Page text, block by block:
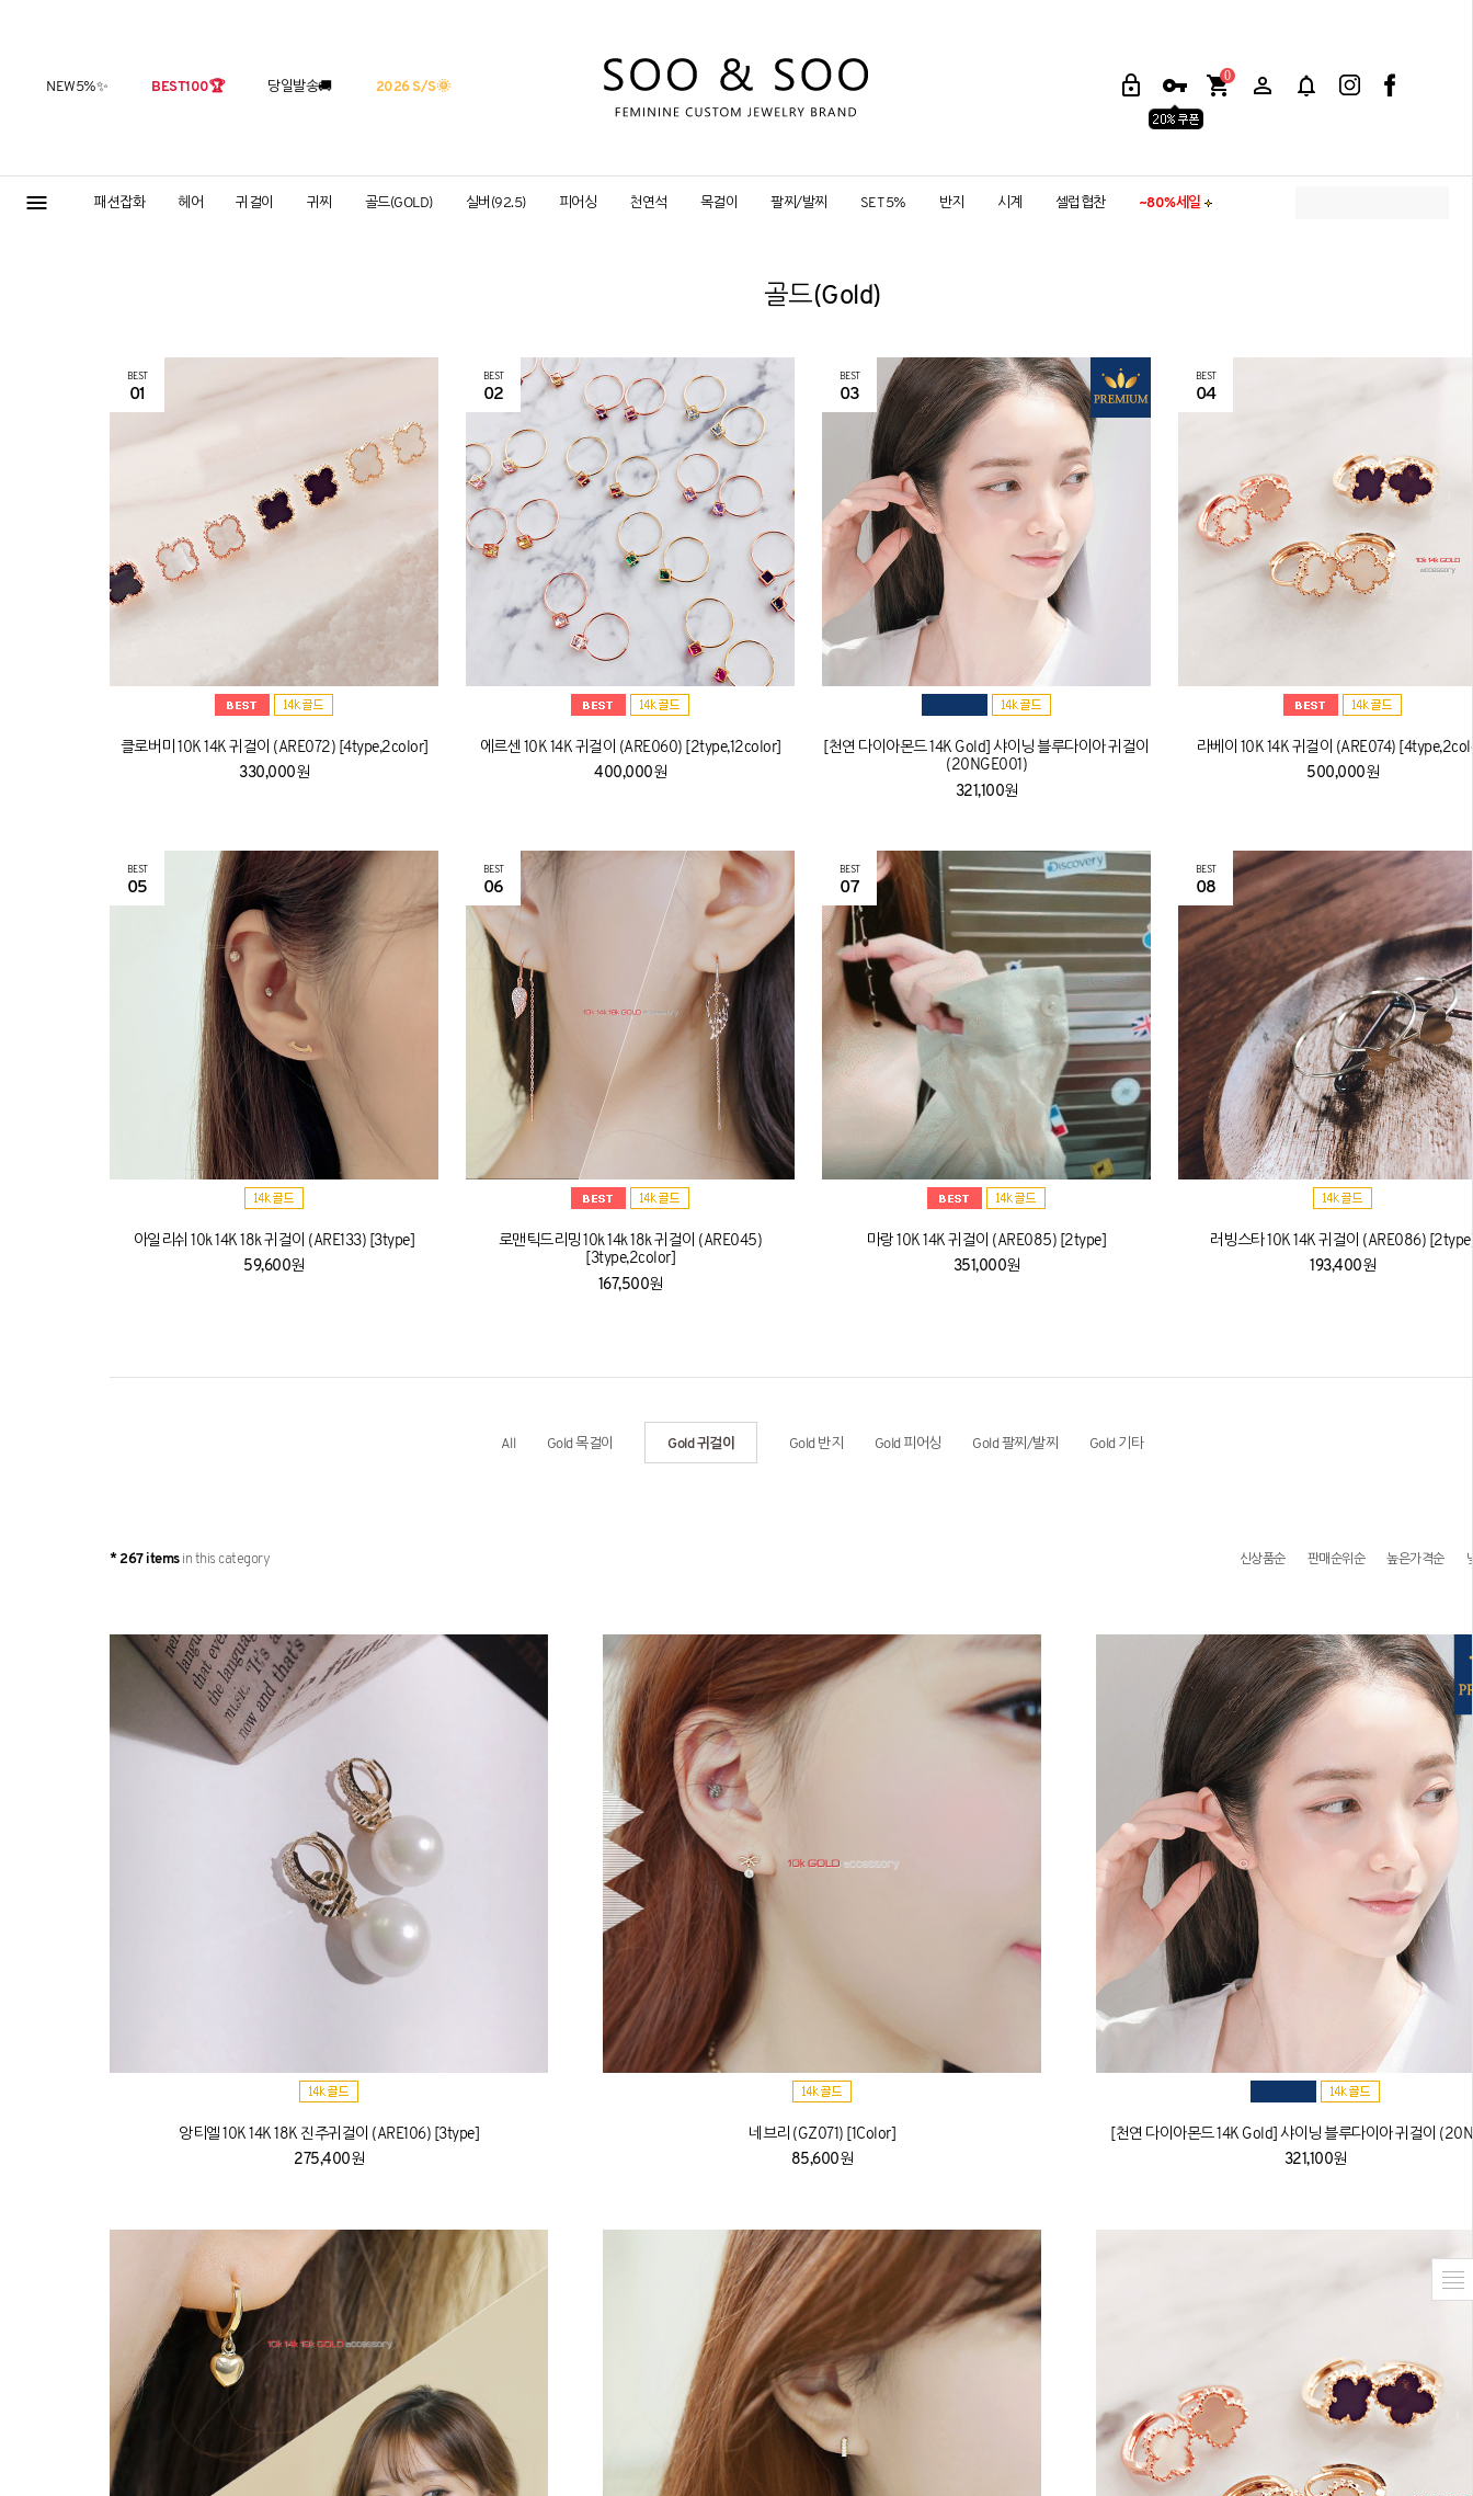
NEW5%✨ BEST100🏆 당일발송🚚 2026 S/S🌞
0
패션잡화 헤어 귀걸이 귀찌 골드(GOLD) 실버(92.5) 피어싱 천연석 목걸이 팔찌/발찌 SET 5% 반지 시계 셀럽협찬 ~80%세일
골드(Gold)
BEST
01
클로버미 10K 14K 귀걸이 (ARE072) [4type,2color]
330,000원
BEST
02
에르센 10K 14K 귀걸이 (ARE060) [2type,12color]
400,000원
BEST
03
[천연 다이아몬드 14K Gold] 샤이닝 블루다이아 귀걸이
(20NGE001)
321,100원
BEST
04
라베이 10K 14K 귀걸이 (ARE074)
500,000원
BEST
05
아일리쉬 10k 14K 18k 귀걸이 (ARE133) [3type]
59,600원
BEST
06
로맨틱드리밍 10k 14k 18k 귀걸이 (ARE045)
[3type,2color]
167,500원
BEST
07
마랑 10K 14K 귀걸이 (ARE085) [2type]
351,000원
BEST
08
러빙스타 10K 14K 귀걸이 (ARE086)
193,400원
All Gold 목걸이 Gold 귀걸이 Gold 반지 Gold 피어싱 Gold 팔찌/발찌 Gold 기타
* 267 itemsin this category 신상품순 판매순위순 높은가격순
앙티엘 10K 14K 18K 진주귀걸이 (ARE106) [3type]
275,400원
네브리 (GZ071) [1Color]
85,600원
[천연 다이아몬드 14K Gold] 샤이닝 블루다이아 귀걸이
321,100원